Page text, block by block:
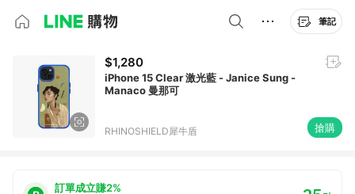
筆記
$1,280
iPhone 15 Clear 激光藍 - Janice Sung -
Manaco 曼那可
RHINOSHIELD犀牛盾 搶購
訂單成立賺2%